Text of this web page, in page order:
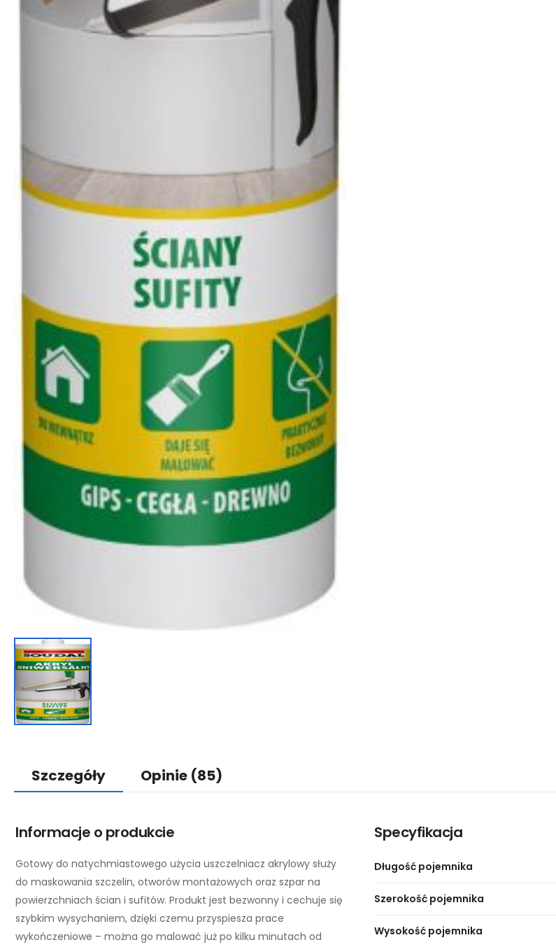
Szczegóły Opinie (85)
Informacje o produkcie
Gotowy do natychmiastowego użycia uszczelniacz akrylowy służy
do maskowania szczelin, otworów montażowych oraz szpar na
powierzchniach ścian i sufitów. Produkt jest bezwonny i cechuje się
szybkim wysychaniem, dzięki czemu przyspiesza prace
wykończeniowe – można go malować już po kilku minutach od
Specyfikacja
Długość pojemnika
Szerokość pojemnika
Wysokość pojemnika